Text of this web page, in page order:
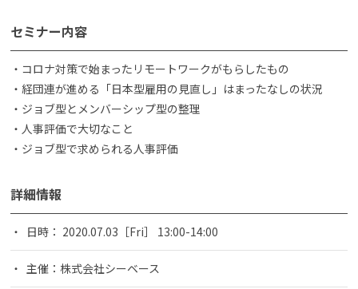
セミナー内容
・コロナ対策で始まったリモートワークがもらしたもの
・経団連が進める「日本型雇用の見直し」はまったなしの状況
・ジョブ型とメンバーシップ型の整理
・人事評価で大切なこと
・ジョブ型で求められる人事評価
詳細情報
日時： 2020.07.03［Fri］ 13:00-14:00
主催：株式会社シーベース